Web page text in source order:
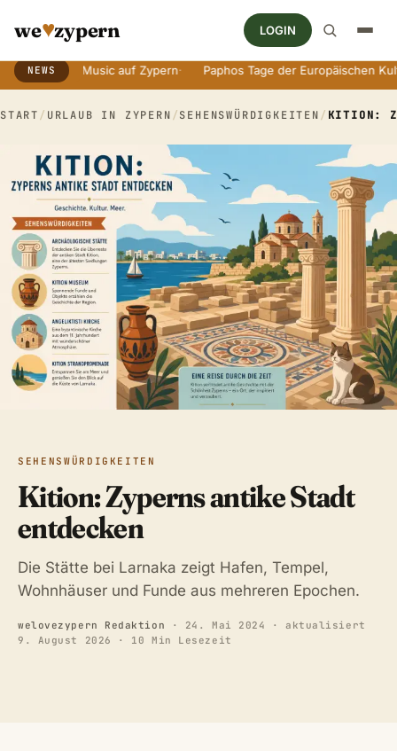
we♥zypern LOGIN
NEWS
Breaking News Ticker
Music auf Zypern· Paphos Tage der Europäischen Kultur·
START/ URLAUB IN ZYPERN/SEHENSWÜRDIGKEITEN/ KITION:
SEHENSWÜRDIGKEITEN
Kition: Zyperns antike Stadt
entdecken
Die Stätte bei Larnaka zeigt Hafen, Tempel,
Wohnhäuser und Funde aus mehreren Epochen.
welovezypern Redaktion · 24. Mai 2024 · aktualisiert
9. August 2026
· 10 Min Lesezeit